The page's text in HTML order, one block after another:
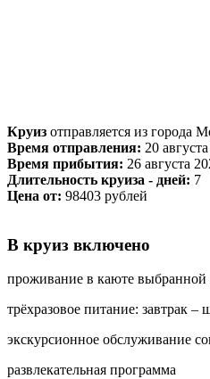
Круиз отправляется из города
Время отправления: 20
Время прибытия: 26 августа
Длительность круиза - дней: 7
Цена от: 98403 рублей
В круиз включено
проживание в каюте выбранной
трёхразовое питание: завтрак
экскурсионное обслуживание
развлекательная программа